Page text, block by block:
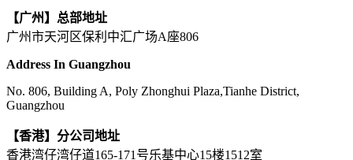
【广州】总部地址
广州市天河区保利中汇广场A座806
Address In Guangzhou
No. 806, Building A, Poly Zhonghui Plaza,Tianhe District,
Guangzhou
【香港】分公司地址
香港湾仔湾仔道165-171号乐基中心15楼1512室